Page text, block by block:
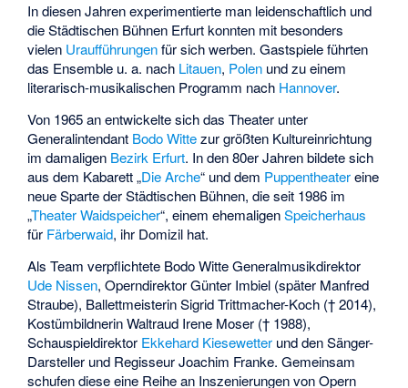
In diesen Jahren experimentierte man leidenschaftlich und
die Städtischen Bühnen Erfurt konnten mit besonders
vielen Uraufführungenfür sich werben. Gastspiele führten
das Ensemble u. a. nach Litauen, Polen und zu einem
literarisch-musikalischen Programm nach Hannover.
Von 1965 an entwickelte sich das Theater unter
Generalintendant Bodo Wittezur größten Kultureinrichtung
im damaligen Bezirk Erfurt. In den 80er Jahren bildete sich
aus dem Kabarett „Die Arche“ und dem Puppentheatereine
neue Sparte der Städtischen Bühnen, die seit 1986 im
„Theater Waidspeicher“, einem ehemaligenSpeicherhaus
für Färberwaid, ihr Domizil hat.
Als Team verpflichtete Bodo Witte Generalmusikdirektor
Ude Nissen, OperndirektorGünter Imbiel (später Manfred
Straube), BallettmeisterinSigrid Trittmacher-Koch († 2014),
Kostümbildnerin Waltraud Irene Moser († 1988),
Schauspieldirektor Ekkehard Kiesewetter und den Sänger-
Darsteller und RegisseurJoachim Franke. Gemeinsam
schufen diese eine Reihe an Inszenierungen von Opern